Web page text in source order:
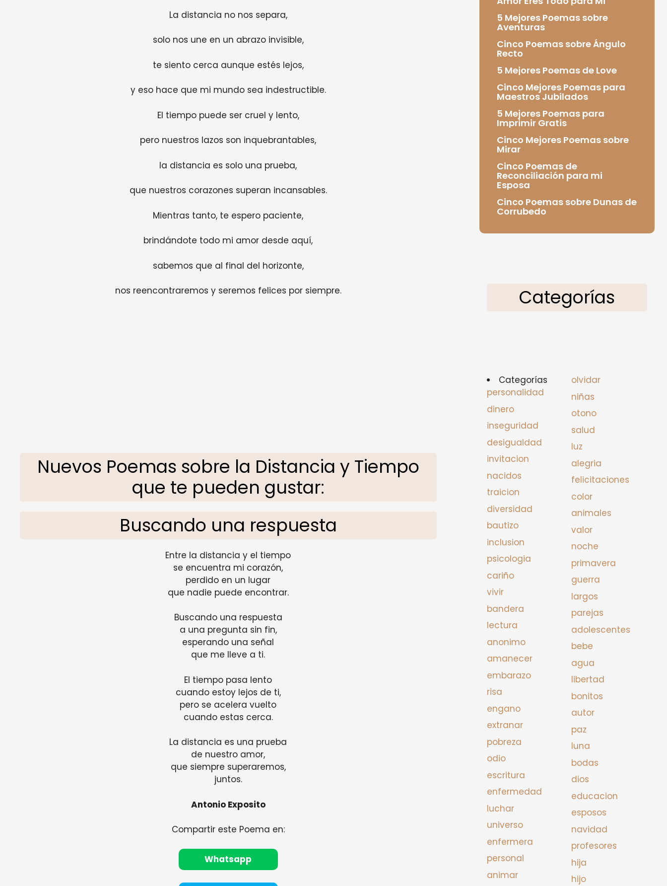
La distancia no nos separa,
solo nos une en un abrazo invisible,
te siento cerca aunque estés lejos,
y eso hace que mi mundo sea indestructible.
El tiempo puede ser cruel y lento,
pero nuestros lazos son inquebrantables,
la distancia es solo una prueba,
que nuestros corazones superan incansables.
Mientras tanto, te espero paciente,
brindándote todo mi amor desde aquí,
sabemos que al final del horizonte,
nos reencontraremos y seremos felices por siempre.
Nuevos Poemas sobre la Distancia y Tiempo
que te pueden gustar:
Buscando una respuesta
Entre la distancia y el tiempo
se encuentra mi corazón,
perdido en un lugar
que nadie puede encontrar.
Buscando una respuesta
a una pregunta sin fin,
esperando una señal
que me lleve a ti.
El tiempo pasa lento
cuando estoy lejos de ti,
pero se acelera vuelto
cuando estas cerca.
La distancia es una prueba
de nuestro amor,
que siempre superaremos,
juntos.
Antonio Exposito
Compartir este Poema en:
Whatsapp
5 Mejores Poemas sobre
Aventuras
Cinco Poemas sobre Ángulo
Recto
5 Mejores Poemas de Love
Cinco Mejores Poemas para
Maestros Jubilados
5 Mejores Poemas para
Imprimir Gratis
Cinco Mejores Poemas sobre
Mirar
Cinco Poemas de
Reconciliación para mi
Esposa
Cinco Poemas sobre Dunas de
Corrubedo
Categorías
Categorías
personalidad
dinero
inseguridad
desigualdad
invitacion
nacidos
traicion
diversidad
bautizo
inclusion
psicologia
cariño
vivir
bandera
lectura
anonimo
amanecer
embarazo
risa
engano
extranar
pobreza
odio
escritura
enfermedad
luchar
universo
enfermera
personal
animar
olvidar
niñas
otono
salud
luz
alegria
felicitaciones
color
animales
valor
noche
primavera
guerra
largos
parejas
adolescentes
bebe
agua
libertad
bonitos
autor
paz
luna
bodas
dios
educacion
esposos
navidad
profesores
hija
hijo